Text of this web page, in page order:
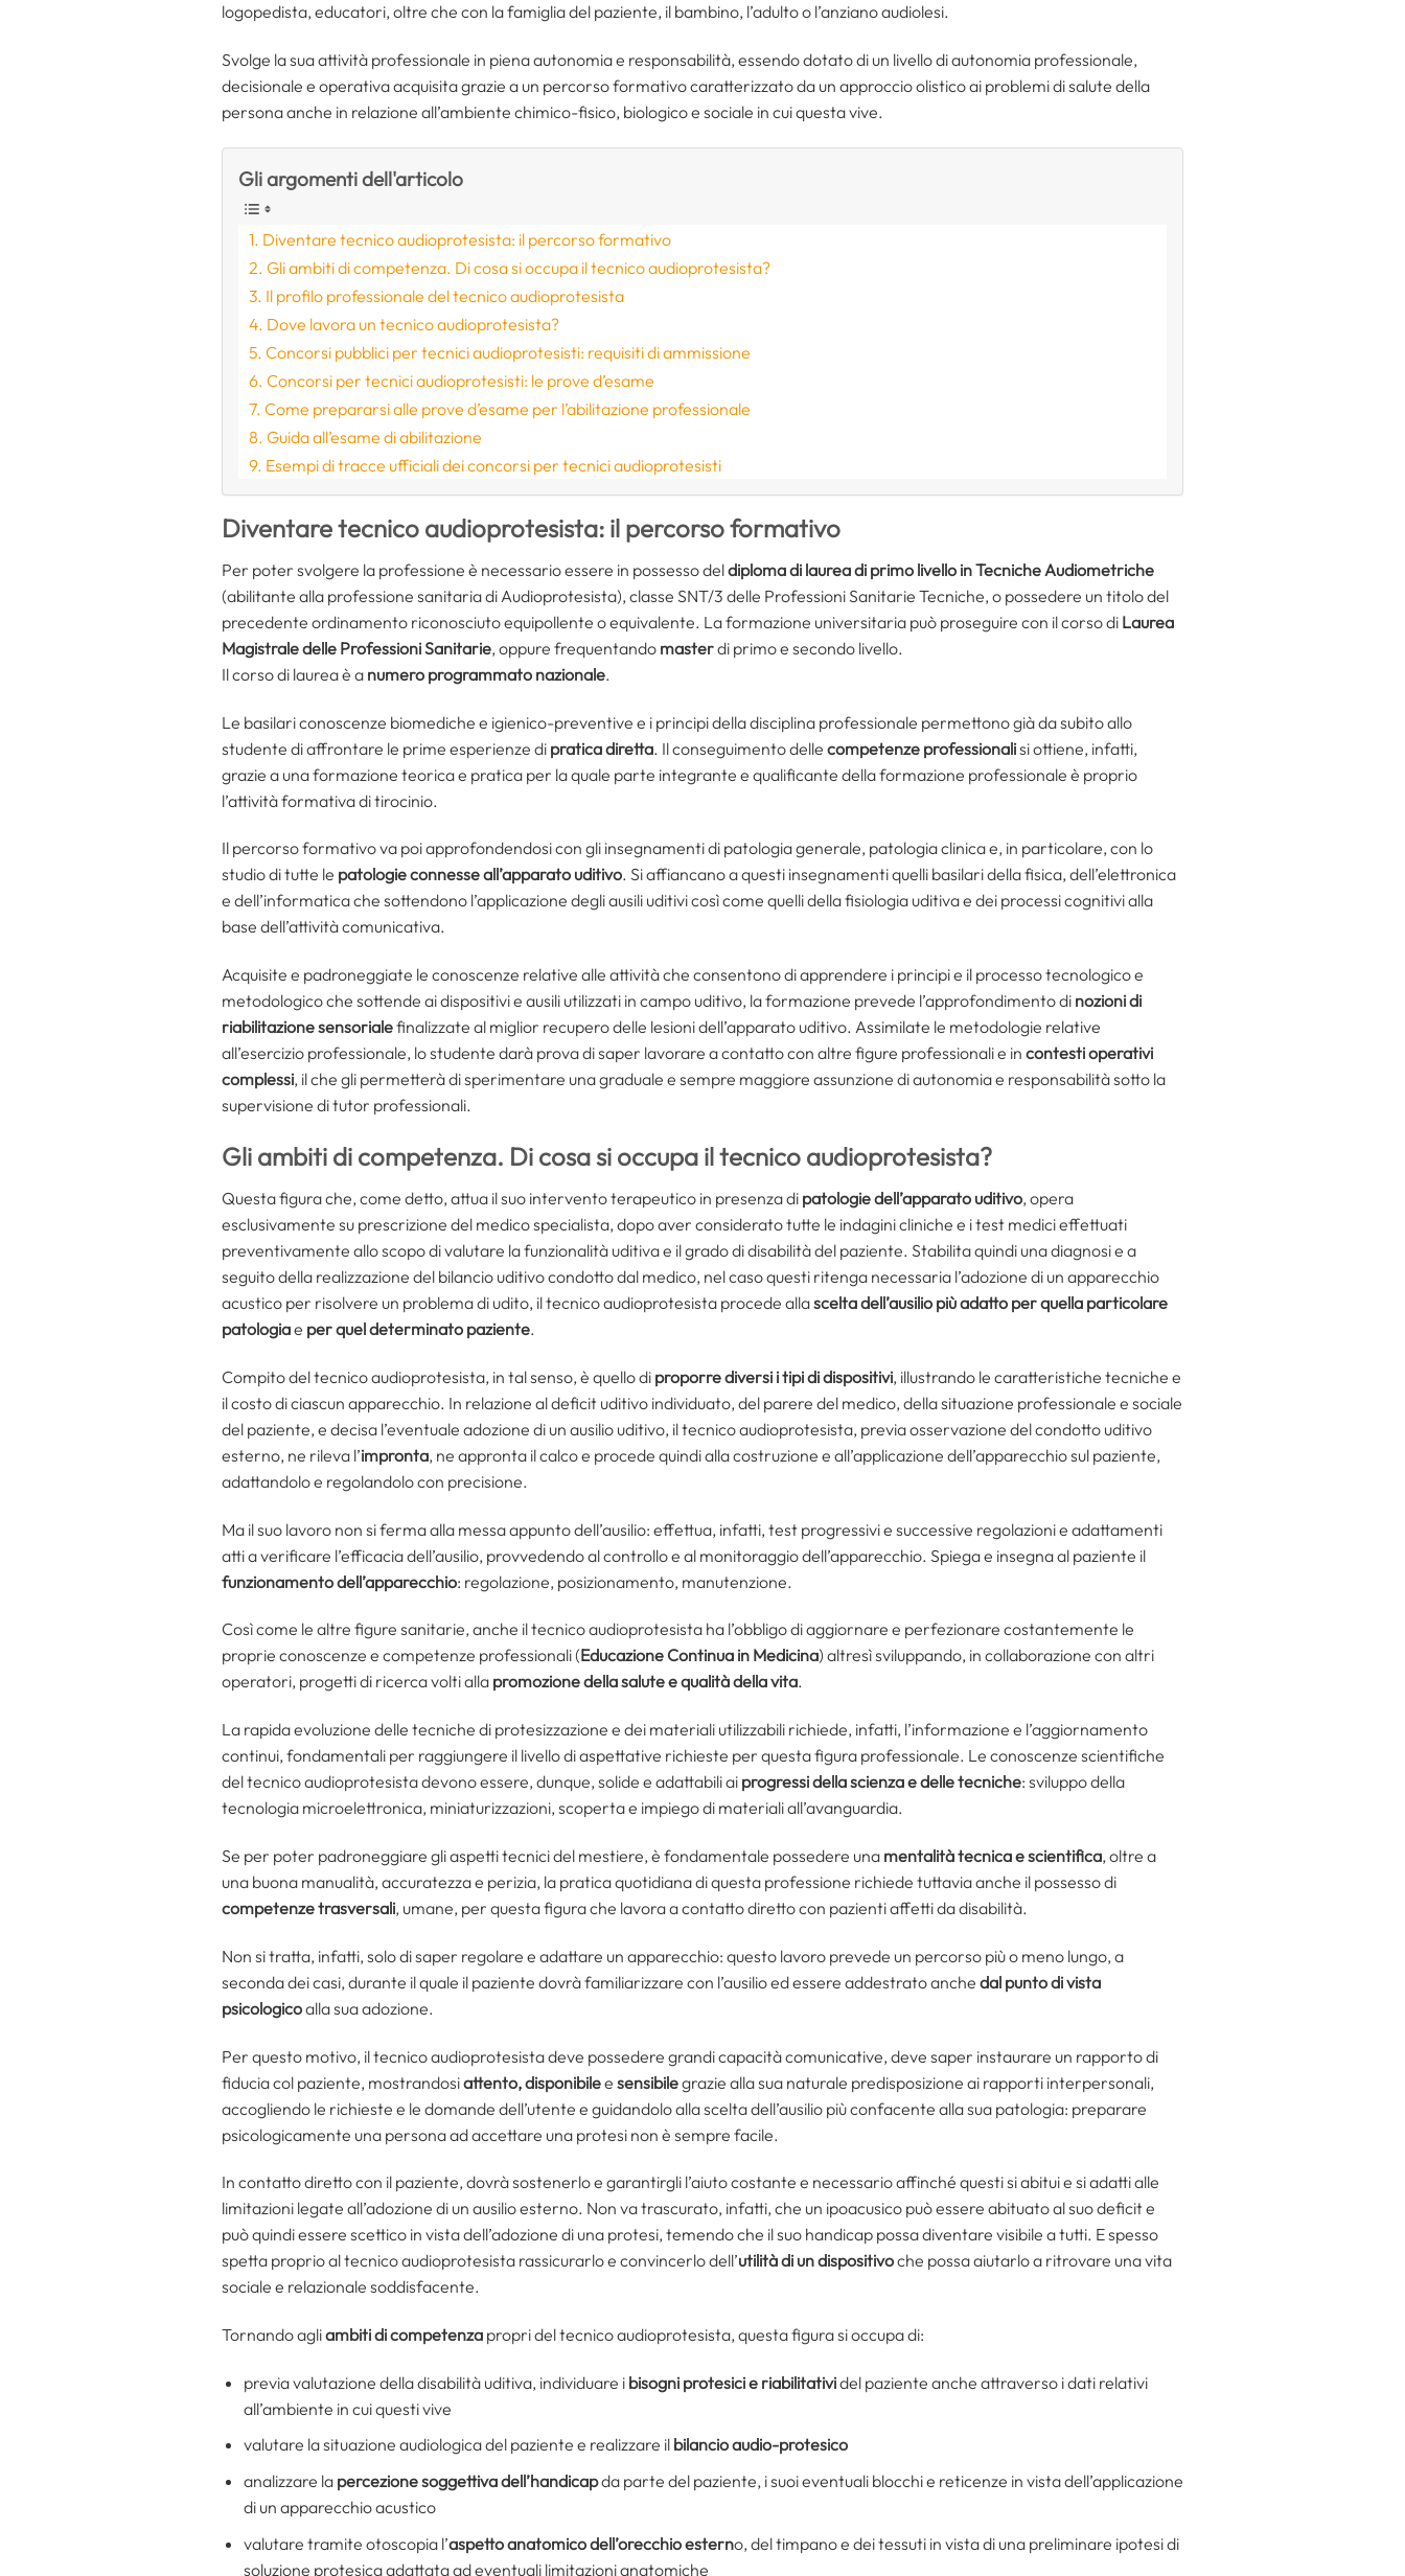
logopedista, educatori, oltre che con la famiglia del paziente, il bambino, l’adulto o l’anziano audiolesi.
Svolge la sua attività professionale in piena autonomia e responsabilità, essendo dotato di un livello di autonomia professionale,
decisionale e operativa acquisita grazie a un percorso formativo caratterizzato da un approccio olistico ai problemi di salute della
persona anche in relazione all’ambiente chimico-fisico, biologico e sociale in cui questa vive.
Gli argomenti dell'articolo
Diventare tecnico audioprotesista: il percorso formativo
Gli ambiti di competenza. Di cosa si occupa il tecnico audioprotesista?
Il profilo professionale del tecnico audioprotesista
Dove lavora un tecnico audioprotesista?
Concorsi pubblici per tecnici audioprotesisti: requisiti di ammissione
Concorsi per tecnici audioprotesisti: le prove d’esame
Come prepararsi alle prove d’esame per l’abilitazione professionale
Guida all’esame di abilitazione
Esempi di tracce ufficiali dei concorsi per tecnici audioprotesisti
Diventare tecnico audioprotesista: il percorso formativo
Per poter svolgere la professione è necessario essere in possesso deldiploma di laurea di primo livello in Tecniche Audiometriche
(abilitante alla professione sanitaria di Audioprotesista), classe SNT/3 delle Professioni Sanitarie Tecniche, o possedere un titolo del
precedente ordinamento riconosciuto equipollente o equivalente. La formazione universitaria può proseguire con il corso di Laurea
Magistrale delle Professioni Sanitarie, oppure frequentando masterdi primo e secondo livello.
Il corso di laurea è a numero programmato nazionale.
Le basilari conoscenze biomediche e igienico-preventive e i principi della disciplina professionale permettono già da subito allo
studente di affrontare le prime esperienze di pratica diretta. Il conseguimento delle competenze professionalisi ottiene, infatti,
grazie a una formazione teorica e pratica per la quale parte integrante e qualificante della formazione professionale è proprio
l’attività formativa di tirocinio.
Il percorso formativo va poi approfondendosi con gli insegnamenti di patologia generale, patologia clinica e, in particolare, con lo
studio di tutte le patologie connesse all’apparato uditivo. Si affiancano a questi insegnamenti quelli basilari della fisica, dell’elettronica
e dell’informatica che sottendono l’applicazione degli ausili uditivi così come quelli della fisiologia uditiva e dei processi cognitivi alla
base dell’attività comunicativa.
Acquisite e padroneggiate le conoscenze relative alle attività che consentono di apprendere i principi e il processo tecnologico e
metodologico che sottende ai dispositivi e ausili utilizzati in campo uditivo, la formazione prevede l’approfondimento di nozioni di
riabilitazione sensorialefinalizzate al miglior recupero delle lesioni dell’apparato uditivo. Assimilate le metodologie relative
all’esercizio professionale, lo studente darà prova di saper lavorare a contatto con altre figure professionali e in contesti operativi
complessi, il che gli permetterà di sperimentare una graduale e sempre maggiore assunzione di autonomia e responsabilità sotto la
supervisione di tutor professionali.
Gli ambiti di competenza. Di cosa si occupa il tecnico audioprotesista?
Questa figura che, come detto, attua il suo intervento terapeutico in presenza di patologie dell’apparato uditivo, opera
esclusivamente su prescrizione del medico specialista, dopo aver considerato tutte le indagini cliniche e i test medici effettuati
preventivamente allo scopo di valutare la funzionalità uditiva e il grado di disabilità del paziente. Stabilita quindi una diagnosi e a
seguito della realizzazione del bilancio uditivo condotto dal medico, nel caso questi ritenga necessaria l’adozione di un apparecchio
acustico per risolvere un problema di udito, il tecnico audioprotesista procede allascelta dell’ausilio più adatto per quella particolare
patologiae per quel determinato paziente.
Compito del tecnico audioprotesista, in tal senso, è quello di proporre diversi i tipi di dispositivi, illustrando le caratteristiche tecniche e
il costo di ciascun apparecchio. In relazione al deficit uditivo individuato, del parere del medico, della situazione professionale e sociale
del paziente, e decisa l’eventuale adozione di un ausilio uditivo, il tecnico audioprotesista, previa osservazione del condotto uditivo
esterno, ne rileva l’impronta, ne appronta il calco e procede quindi alla costruzione e all’applicazione dell’apparecchio sul paziente,
adattandolo e regolandolo con precisione.
Ma il suo lavoro non si ferma alla messa appunto dell’ausilio: effettua, infatti, test progressivi e successive regolazioni e adattamenti
atti a verificare l’efficacia dell’ausilio, provvedendo al controllo e al monitoraggio dell’apparecchio. Spiega e insegna al paziente il
funzionamento dell’apparecchio: regolazione, posizionamento, manutenzione.
Così come le altre figure sanitarie, anche il tecnico audioprotesista ha l’obbligo di aggiornare e perfezionare costantemente le
proprie conoscenze e competenze professionali (Educazione Continua in Medicina) altresì sviluppando, in collaborazione con altri
operatori, progetti di ricerca volti alla promozione della salute e qualità della vita.
La rapida evoluzione delle tecniche di protesizzazione e dei materiali utilizzabili richiede, infatti, l’informazione e l’aggiornamento
continui, fondamentali per raggiungere il livello di aspettative richieste per questa figura professionale. Le conoscenze scientifiche
del tecnico audioprotesista devono essere, dunque, solide e adattabili ai progressi della scienza e delle tecniche: sviluppo della
tecnologia microelettronica, miniaturizzazioni, scoperta e impiego di materiali all’avanguardia.
Se per poter padroneggiare gli aspetti tecnici del mestiere, è fondamentale possedere una mentalità tecnica e scientifica, oltre a
una buona manualità, accuratezza e perizia, la pratica quotidiana di questa professione richiede tuttavia anche il possesso di
competenze trasversali, umane, per questa figura che lavora a contatto diretto con pazienti affetti da disabilità.
Non si tratta, infatti, solo di saper regolare e adattare un apparecchio: questo lavoro prevede un percorso più o meno lungo, a
seconda dei casi, durante il quale il paziente dovrà familiarizzare con l’ausilio ed essere addestrato anche dal punto di vista
psicologicoalla sua adozione.
Per questo motivo, il tecnico audioprotesista deve possedere grandi capacità comunicative, deve saper instaurare un rapporto di
fiducia col paziente, mostrandosiattento, disponibilee sensibilegrazie alla sua naturale predisposizione ai rapporti interpersonali,
accogliendo le richieste e le domande dell’utente e guidandolo alla scelta dell’ausilio più confacente alla sua patologia: preparare
psicologicamente una persona ad accettare una protesi non è sempre facile.
In contatto diretto con il paziente, dovrà sostenerlo e garantirgli l’aiuto costante e necessario affinché questi si abitui e si adatti alle
limitazioni legate all’adozione di un ausilio esterno. Non va trascurato, infatti, che un ipoacusico può essere abituato al suo deficit e
può quindi essere scettico in vista dell’adozione di una protesi, temendo che il suo handicap possa diventare visibile a tutti. E spesso
spetta proprio al tecnico audioprotesista rassicurarlo e convincerlo dell’utilità di un dispositivoche possa aiutarlo a ritrovare una vita
sociale e relazionale soddisfacente.
Tornando agliambiti di competenza propri del tecnico audioprotesista, questa figura si occupa di:
previa valutazione della disabilità uditiva, individuare i bisogni protesici e riabilitatividel paziente anche attraverso i dati relativi
all’ambiente in cui questi vive
valutare la situazione audiologica del paziente e realizzare il bilancio audio-protesico
analizzare la percezione soggettiva dell’handicapda parte del paziente, i suoi eventuali blocchi e reticenze in vista dell’applicazione
di un apparecchio acustico
valutare tramite otoscopia l’aspetto anatomico dell’orecchio esterno, del timpano e dei tessuti in vista di una preliminare ipotesi di
soluzione protesica adattata ad eventuali limitazioni anatomiche